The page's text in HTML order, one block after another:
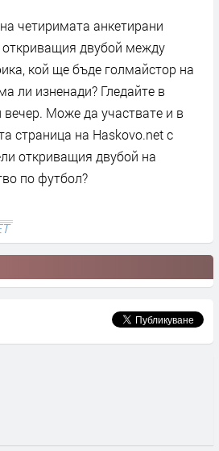
четиримата анкетирани
двубой между
кой ще бъде голмайстор на
ли изненади? Гледайте в
вечер. Може да участвате и в
страница на Haskovo.net с
откриващия двубой на
по футбол?